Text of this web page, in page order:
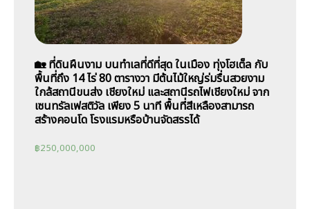
🏡 ที่ดินผืนงาม บนทำเลที่ดีที่สุด ในเมือง ทุ่งโฮเต็ล กับ
พื้นที่ถึง 14 ไร่ 80 ตารางวา มีต้นไม้ใหญ่ร่มรื่นสวยงาม
ใกล้สถานีขนส่ง เชียงใหม่ และสถานีรถไฟเชียงใหม่ จาก
เซนทรัลเฟสติวัล เพียง 5 นาที พื้นที่สีเหลืองสามารถ
สร้างคอนโด โรงแรมหรือบ้านจัดสรรได้
฿250,000,000